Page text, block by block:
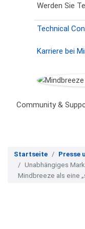
Werden Sie
Technical
Karriere bei
Secondary
Community &
Startseite
Presse
Unabhängiges
Mindbreeze als eine